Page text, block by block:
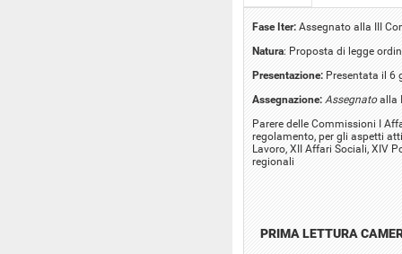
Fase Iter: Assegnato alla III
Natura: Proposta di legge
Presentazione: Presentata il 6
Assegnazione: Assegnatoalla
Parere delle Commissioni I
regolamento, per gli aspetti
Lavoro, XII Affari Sociali, XIV
regionali
PRIMA LETTURA